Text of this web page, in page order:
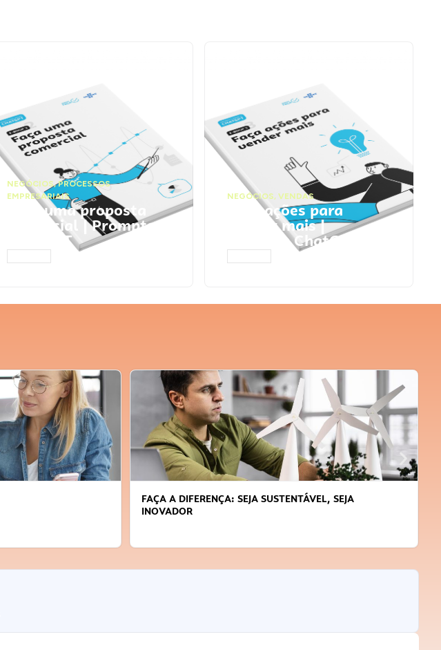
NEGÓCIOS,PROCESSOS
EMPRESARIAIS
Faça uma proposta
comercial | Prompts
ChatGPT
NEGÓCIOS, VENDAS
Faça ações para
vender mais |
Prompts ChatGPT
FAÇA A DIFERENÇA: SEJA SUSTENTÁVEL, SEJA
INOVADOR